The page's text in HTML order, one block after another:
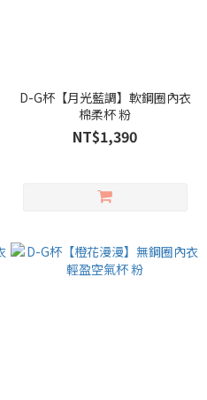
D-G杯【月光藍調】軟鋼圈內衣
棉柔杯 粉
NT$1,390